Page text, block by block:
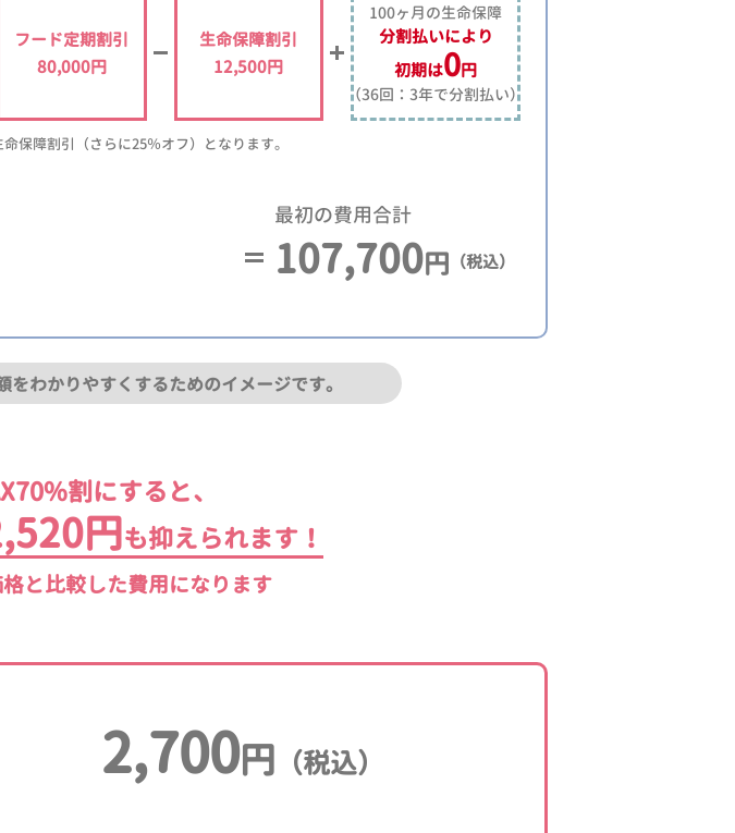
フード定期割引
80,000円
生命保障割引
12,500円
100ヶ月の生命保障
分割払いにより
初期は0円
（36回：3年で分割払い）
保障割引（さらに25％オフ）となります。
最初の費用合計
107,700円 （税込）
わかりやすくするためのイメージです。
割にすると、
円も抑えられます！
と比較した費用になります
2,700円 （税込）